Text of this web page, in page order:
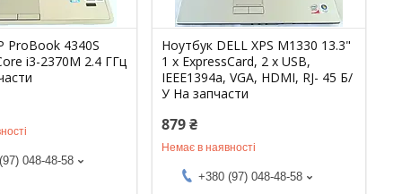
ProBook 4340S
i3-2370M 2.4 ГГц
048-48-58
Ноутбук DELL XPS M1330 13.3"
1 x ExpressCard, 2 x USB,
IEEE1394a, VGA, HDMI, RJ- 45 Б/
У На запчасти
879 ₴
Немає в наявності
+380 (97) 048-48-58